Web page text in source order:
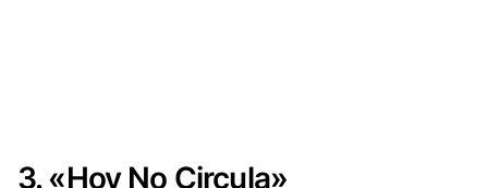
3. «Hoy No Circula»